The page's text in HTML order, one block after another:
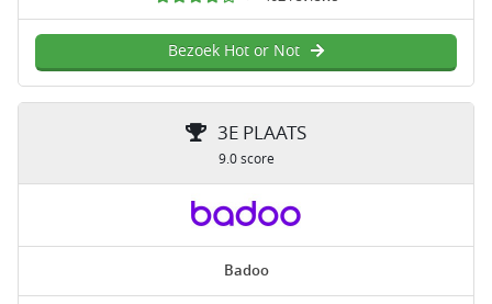
Bezoek Hot or Not
3E PLAATS
9.0 score
Badoo